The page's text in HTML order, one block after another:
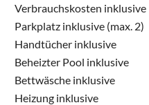
Verbrauchskosten inklusive
Parkplatz inklusive (max. 2)
Handtücher inklusive
Beheizter Pool inklusive
Bettwäsche inklusive
Heizung inklusive